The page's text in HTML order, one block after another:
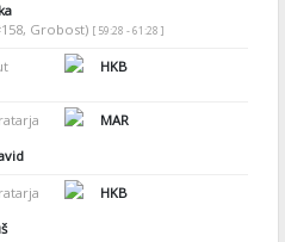
Grobost) [ 59:28 - 61:28 ]
HKB
MAR
HKB